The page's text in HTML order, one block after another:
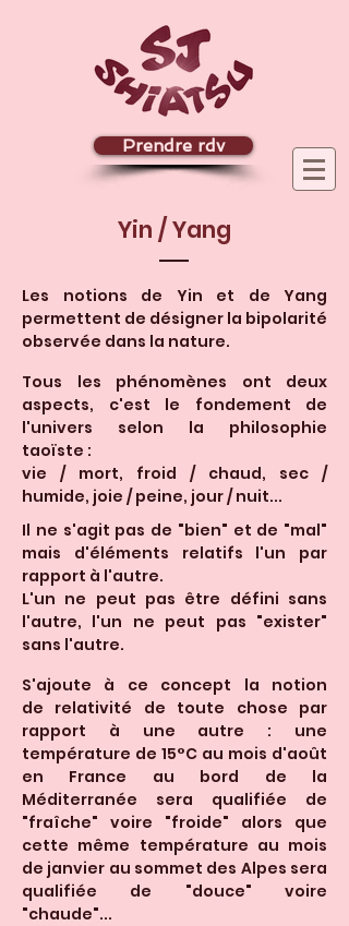
Prendre rdv
Yin / Yang
Les notions de Yin et de Yang
permettent de désigner la bipolarité
observée dans la nature.
Tous les phénomènes ont deux
aspects, c'est le fondement de
l'univers selon la philosophie
taoïste :
vie / mort, froid / chaud, sec /
humide, joie / peine, jour / nuit...
Il ne s'agit pas de "bien" et de "mal"
mais d'éléments relatifs l'un par
rapport à l'autre.
L'un ne peut pas être défini sans
l'autre, l'un ne peut pas "exister"
sans l'autre.
S'ajoute à ce concept la notion
de relativité de toute chose par
rapport à une autre : une
température de 15°C au mois d'août
en France au bord de la
Méditerranée sera qualifiée de
"fraîche" voire "froide" alors que
cette même température au mois
de janvier au sommet des Alpes sera
qualifiée de "douce" voire
"chaude"...